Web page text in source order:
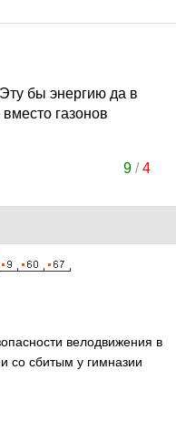
бы энергию да в
газонов
9/4
велодвижения в
со сбитым у гимназии